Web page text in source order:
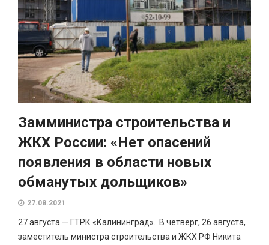
Замминистра строительства и
ЖКХ России: «Нет опасений
появления в области новых
обманутых дольщиков»
27.08.2021
27 августа — ГТРК «Калининград». В четверг, 26 августа,
заместитель министра строительства и ЖКХ РФ Никита